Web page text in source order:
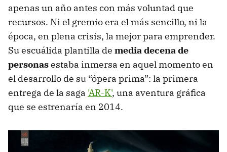
apenas un año antes con más voluntad que
recursos. Ni el gremio era el más sencillo, ni la
época, en plena crisis, la mejor para emprender.
Su escuálida plantilla de media decena de
personasestaba inmersa en aquel momento en
el desarrollo de su “ópera prima”: la primera
entrega de la saga 'AR-K', una aventura gráfica
que se estrenaría en 2014.